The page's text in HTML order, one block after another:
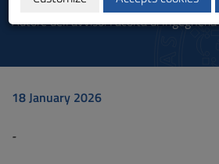
to
Go
Footer
Autore dell'avviso: Facoltà di
18 January 2026
-